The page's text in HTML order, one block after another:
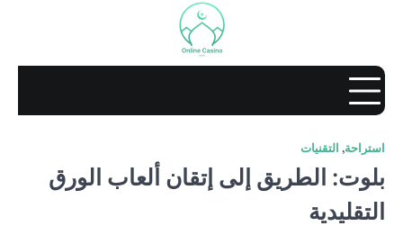
استراحة, التقنيات
بلوت: الطريق إلى إتقان ألعاب الورق
التقليدية